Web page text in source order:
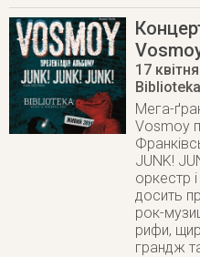
17
Мега-
Vosmoy
JUNK!
оркестр
досить
рок-
рифи,
грандж